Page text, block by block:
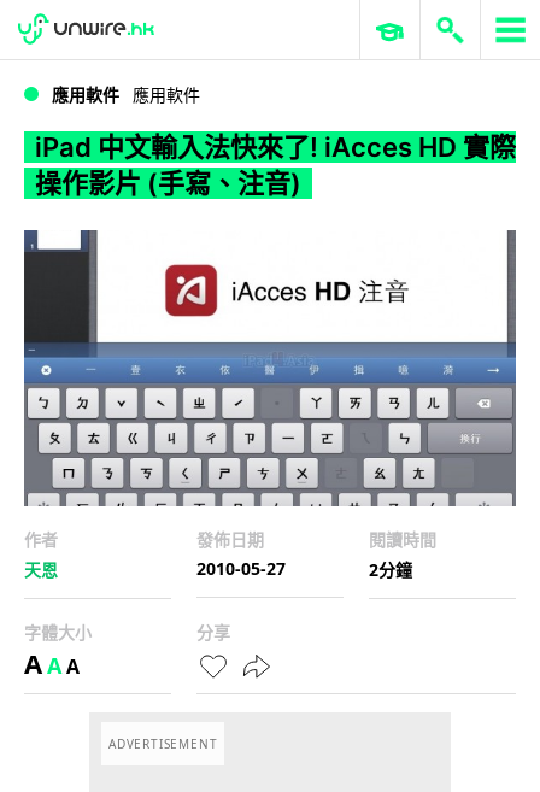
WWDC 2026 ERP 與商業 AI
應用軟件 應用軟件
iPad 中文輸入法快來了! iAcces HD 實際
操作影片 (手寫、注音)
作者
天恩
發佈日期
2010-05-27
閱讀時間
2分鐘
字體大小
AAA
分享
ADVERTISEMENT